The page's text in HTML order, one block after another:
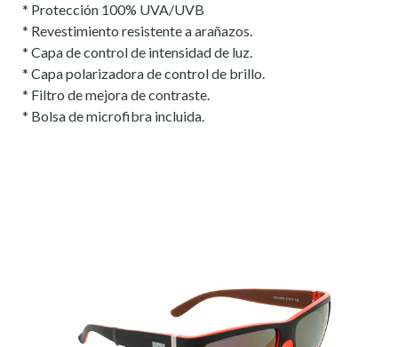
* Protección 100% UVA/UVB
* Revestimiento resistente a arañazos.
* Capa de control de intensidad de luz.
* Capa polarizadora de control de brillo.
* Filtro de mejora de contraste.
* Bolsa de microfibra incluida.